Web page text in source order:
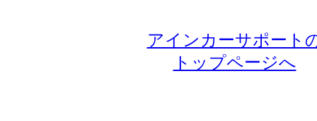
アインカーサポート
トップページへ